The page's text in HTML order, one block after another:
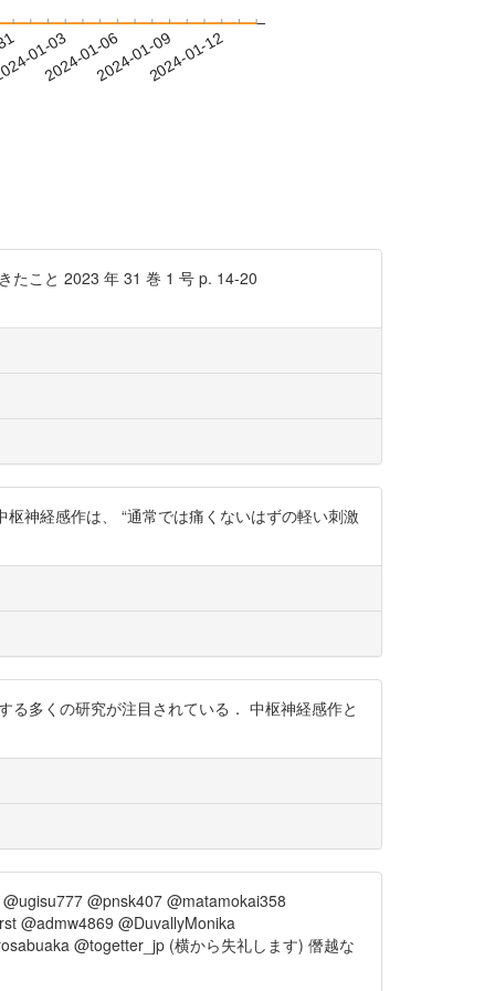
01-03
2024-01-062024-01-092024-01-12
たこと 2023 年 31 巻 1 号 p. 14-20
神経感作は、 “通常では痛くないはずの軽い刺激
多くの研究が注目されている． 中枢神経感作と
@pnsk407 @matamokai358
@admw4869 @DuvallyMonika
@togetter_jp (横から失礼します) 僭越な